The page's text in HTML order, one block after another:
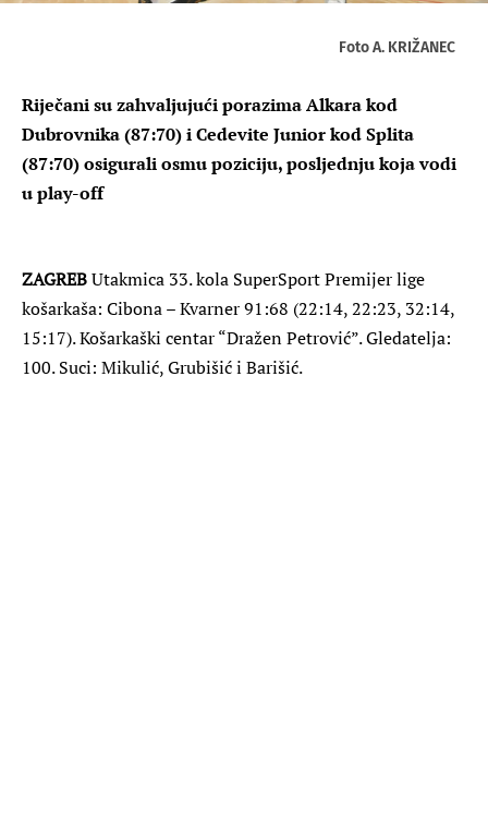
Foto A. KRIŽANEC
Riječani su zahvaljujući porazima Alkara kod
Dubrovnika (87:70) i Cedevite Junior kod Splita
(87:70) osigurali osmu poziciju, posljednju koja vodi
u play-off
ZAGREBUtakmica 33. kola SuperSport Premijer lige
košarkaša: Cibona – Kvarner 91:68 (22:14, 22:23, 32:14,
15:17). Košarkaški centar “Dražen Petrović”. Gledatelja:
100. Suci: Mikulić, Grubišić i Barišić.